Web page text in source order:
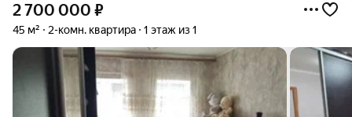
2 700 000 ₽
45 м² 2-комн. квартира 1 этаж из 1